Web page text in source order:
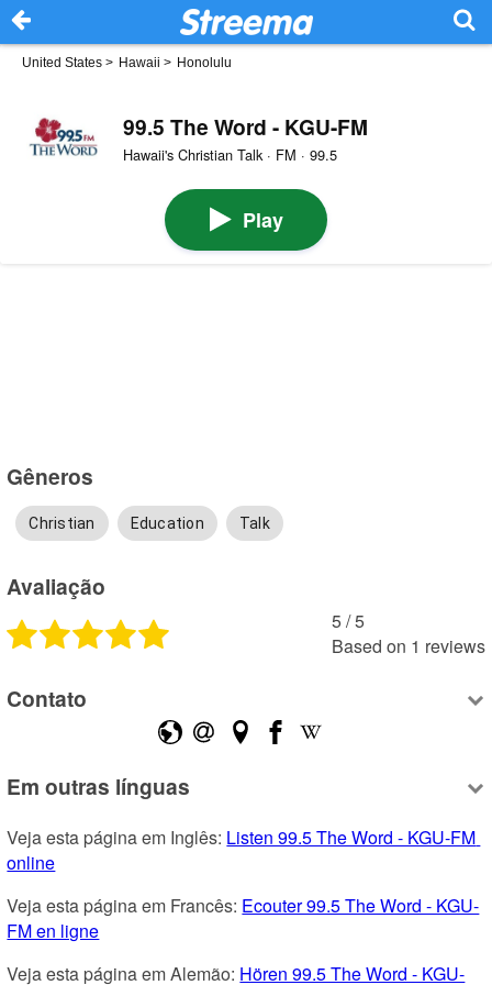
United States > Hawaii > Honolulu
99.5 The Word - KGU-FM
Hawaii's Christian Talk · FM · 99.5
Play
Gêneros
Christian Education Talk
Avaliação
5 /5
Based on 1 reviews
Contato
Em outras línguas
Veja esta página em Inglês: Listen 99.5 The Word - KGU-FM
online
Veja esta página em Francês: Ecouter 99.5 The Word - KGU-
FM en ligne
Veja esta página em Alemão: Hören 99.5 The Word - KGU-